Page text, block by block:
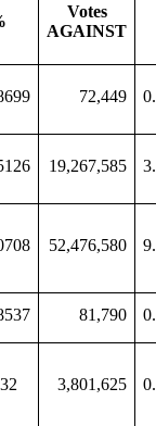
Votes
AGAINST
72,449
19,267,585
52,476,580
81,790
3,801,625